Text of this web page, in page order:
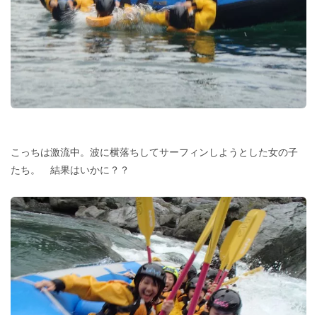
こっちは激流中。波に横落ちしてサーフィンしようとした女の子
たち。 結果はいかに？？